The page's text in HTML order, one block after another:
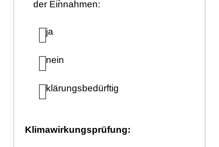
der Einnahmen:
ja
nein
klärungsbedürftig
Klimawirkungsprüfung: